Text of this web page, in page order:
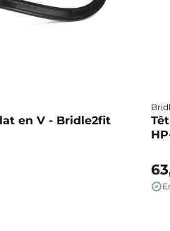
en V - Bridle2fit